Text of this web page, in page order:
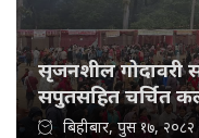
सृजनशील गोदावरी
सपुतसहित चर्चित
बिहीबार, पुस १७, २०८२